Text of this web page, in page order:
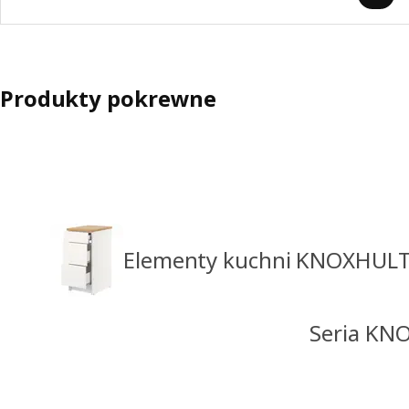
Produkty pokrewne
Elementy kuchni
Seria